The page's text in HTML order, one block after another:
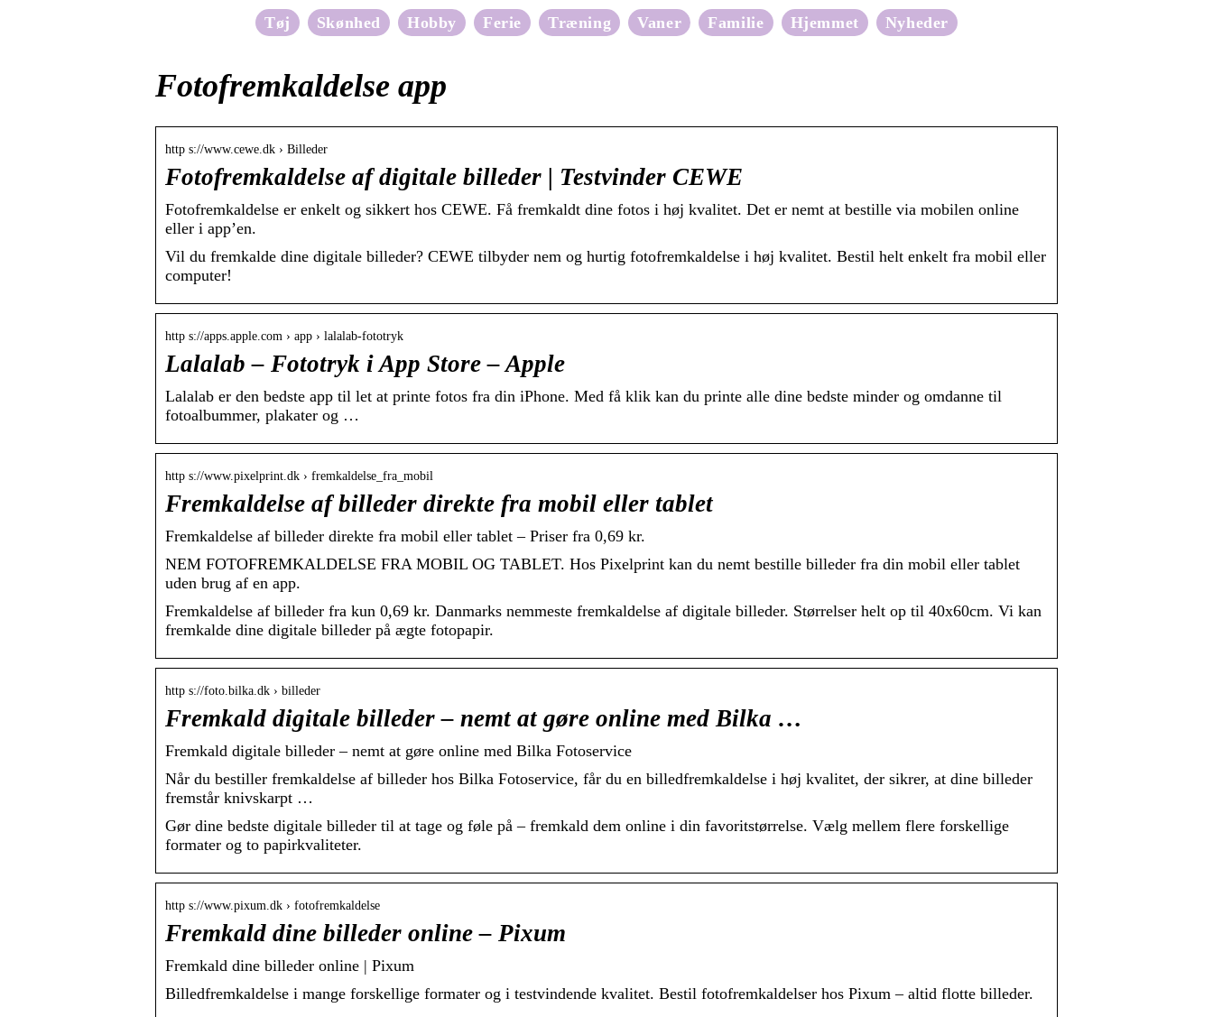
Tøj Skønhed Hobby Ferie Træning Vaner Familie Hjemmet Nyheder
Fotofremkaldelse app
http s://www.cewe.dk › Billeder
Fotofremkaldelse af digitale billeder | Testvinder CEWE
Fotofremkaldelse er enkelt og sikkert hos CEWE. Få fremkaldt dine fotos i høj kvalitet. Det er nemt at bestille via mobilen online
eller i app’en.
Vil du fremkalde dine digitale billeder? CEWE tilbyder nem og hurtig fotofremkaldelse i høj kvalitet. Bestil helt enkelt fra mobil eller
computer!
http s://apps.apple.com › app › lalalab-fototryk
Lalalab – Fototryk i App Store – Apple
Lalalab er den bedste app til let at printe fotos fra din iPhone. Med få klik kan du printe alle dine bedste minder og omdanne til
fotoalbummer, plakater og …
http s://www.pixelprint.dk › fremkaldelse_fra_mobil
Fremkaldelse af billeder direkte fra mobil eller tablet
Fremkaldelse af billeder direkte fra mobil eller tablet – Priser fra 0,69 kr.
NEM FOTOFREMKALDELSE FRA MOBIL OG TABLET. Hos Pixelprint kan du nemt bestille billeder fra din mobil eller tablet
uden brug af en app.
Fremkaldelse af billeder fra kun 0,69 kr. Danmarks nemmeste fremkaldelse af digitale billeder. Størrelser helt op til 40x60cm. Vi kan
fremkalde dine digitale billeder på ægte fotopapir.
http s://foto.bilka.dk › billeder
Fremkald digitale billeder – nemt at gøre online med Bilka …
Fremkald digitale billeder – nemt at gøre online med Bilka Fotoservice
Når du bestiller fremkaldelse af billeder hos Bilka Fotoservice, får du en billedfremkaldelse i høj kvalitet, der sikrer, at dine billeder
fremstår knivskarpt …
Gør dine bedste digitale billeder til at tage og føle på – fremkald dem online i din favoritstørrelse. Vælg mellem flere forskellige
formater og to papirkvaliteter.
http s://www.pixum.dk › fotofremkaldelse
Fremkald dine billeder online – Pixum
Fremkald dine billeder online | Pixum
Billedfremkaldelse i mange forskellige formater og i testvindende kvalitet. Bestil fotofremkaldelser hos Pixum – altid flotte billeder.